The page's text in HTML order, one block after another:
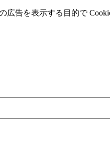
告を表⽰する⽬的で